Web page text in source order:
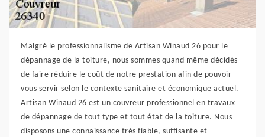
Malgré le professionnalisme de Artisan Winaud 26 pour le
dépannage de la toiture, nous sommes quand même décidés
de faire réduire le coût de notre prestation afin de pouvoir
vous servir selon le contexte sanitaire et économique actuel.
Artisan Winaud 26 est un couvreur professionnel en travaux
de dépannage de tout type et tout état de la toiture. Nous
disposons une connaissance très fiable, suffisante et